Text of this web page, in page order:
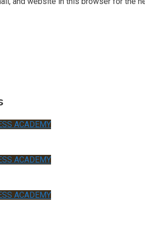
ACADEMY
ACADEMY
ACADEMY